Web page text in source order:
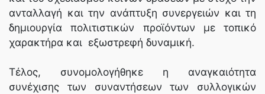
ανταλλαγή και την ανάπτυξη συνεργειών και τη
δημιουργία πολιτιστικών προϊόντων με τοπικό
χαρακτήρα και εξωστρεφή δυναμική.
Τέλος, συνομολογήθηκε η αναγκαιότητα
συνέχισης των συναντήσεων των συλλογικών